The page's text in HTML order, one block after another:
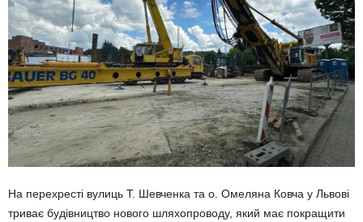
На перехресті вулиць Т. Шевченка та о. Омеляна Ковча у Львові
триває будівництво нового шляхопроводу, який має покращити